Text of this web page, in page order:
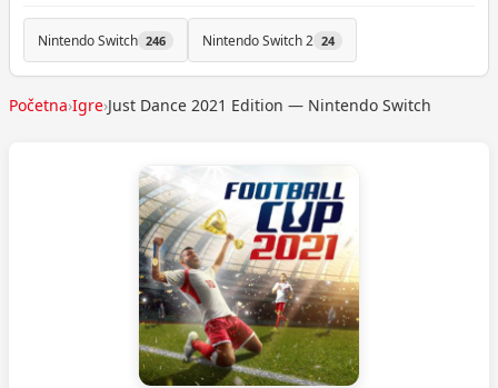
Nintendo Switch 246 Nintendo Switch 2 24
Početna›Igre›Just Dance 2021 Edition — Nintendo Switch